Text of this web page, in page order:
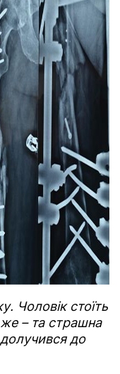
Чоловік стоїть
– та страшна
до